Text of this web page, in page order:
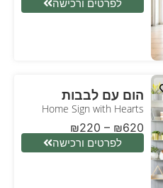
לפרטים ורכישה
הום עם לבבות
Home Sign with Hearts
₪220 – ₪620
לפרטים ורכישה